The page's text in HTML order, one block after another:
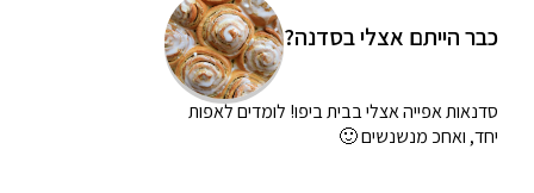
כבר הייתם אצלי בסדנה?
סדנאות אפייה אצלי בביתביפו! לומדים לאפות
יחד, ואחכ מנשנשים 🙂